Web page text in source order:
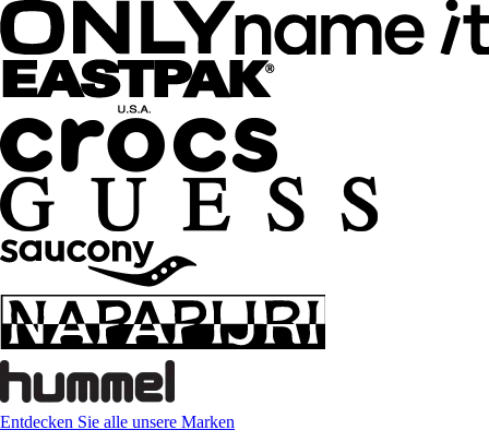
Entdecken Sie alle unsere Marken